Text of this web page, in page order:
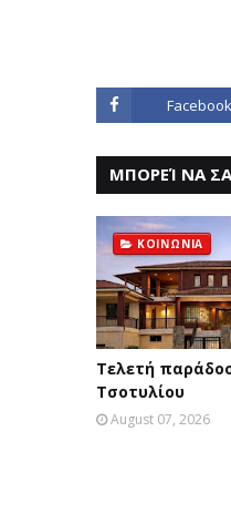
Facebook
ΜΠΟΡΕΊ ΝΑ
ΚΟΙΝΩΝΙΑ
Τελετή
Τσοτυλίου
August 07, 2026